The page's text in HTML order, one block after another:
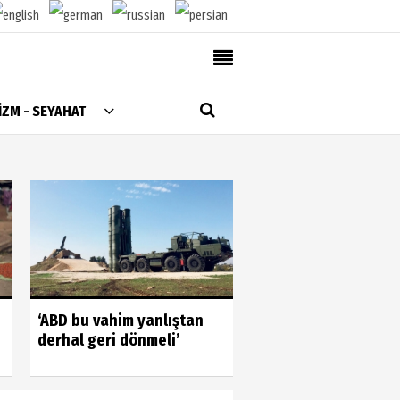
- SEYAHAT
AlanyaTime TV
Moovit
Künye
‘ABD bu vahim yanlıştan
derhal geri dönmeli’